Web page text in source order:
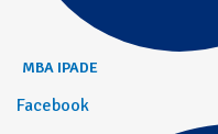
MBA IPADE
Facebook